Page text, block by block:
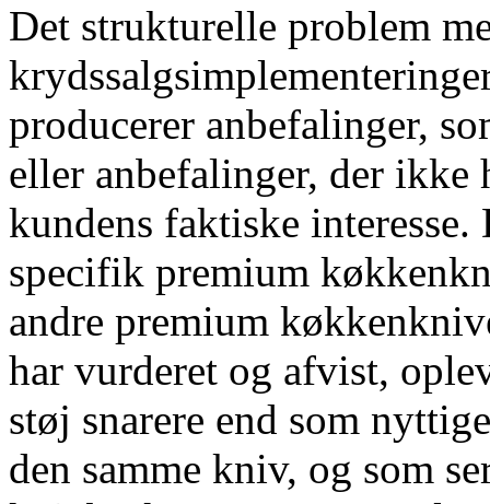
Det strukturelle problem
producerer anbefalinger,
eller anbefalinger, der ikke
kundens faktiske interesse.
specifik premium
andre premium
har vurderet og afvist,
støj snarere end som
den samme kniv, og som